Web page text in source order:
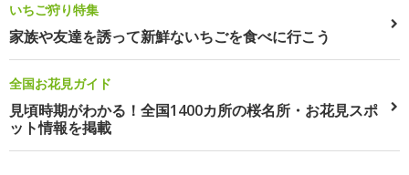
いちご狩り特集
家族や友達を誘って新鮮ないちごを食べに行こう
全国お花見ガイド
見頃時期がわかる！全国1400カ所の桜名所・お花見スポ
ット情報を掲載